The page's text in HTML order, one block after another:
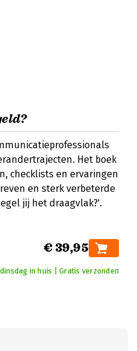
Het boek
checklists en ervaringen
en sterk verbeterde
jij het draagvlak?'.
€ 39,95
in huis | Gratis verzonden